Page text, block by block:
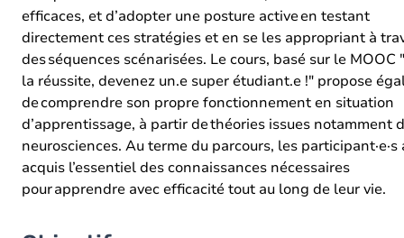
efficaces, et d’adopter une posture active en testant
directement ces stratégies et en se les appropriant à
des séquences scénarisées. Le cours, basé sur le MOOC
la réussite, devenez un.e super étudiant.e !" propose
de comprendre son propre fonctionnement en situation
d’apprentissage, à partir de théories issues notamment
neurosciences. Au terme du parcours, les participant·e·s
acquis l’essentiel des connaissances nécessaires
pour apprendre avec efficacité tout au long de leur vie.